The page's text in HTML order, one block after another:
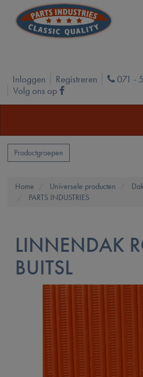
Inloggen Registreren Phone
071 -
Volg ons op
Facebook
Productgroepen
Home Universele producten
PARTS INDUSTRIES
LINNENDAK
BUITSL